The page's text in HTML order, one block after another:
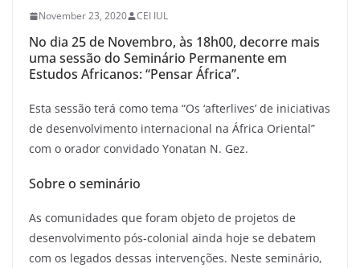
November 23, 2020 CEI IUL
No dia 25 de Novembro, às 18h00, decorre mais
uma sessão do Seminário Permanente em
Estudos Africanos: “Pensar África”.
Esta sessão terá como tema “Os ‘afterlives’ de iniciativas
de desenvolvimento internacional na África Oriental”
com o orador convidado Yonatan N. Gez.
Sobre o seminário
As comunidades que foram objeto de projetos de
desenvolvimento pós-colonial ainda hoje se debatem
com os legados dessas intervenções. Neste seminário,